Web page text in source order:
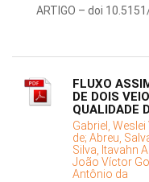
ARTIGO – doi
FLUXO
DE DOIS
QUALIDADE
Gabriel, Weslei
de; Abreu,
Silva, Itavahn
João Víctor
Antônio da